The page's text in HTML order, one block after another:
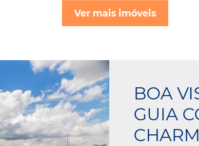
Ver mais imóveis
BOA
GUIA